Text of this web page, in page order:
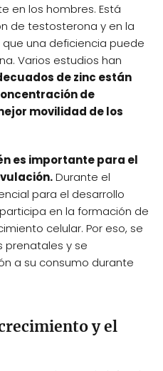
en los hombres. Está
de testosterona y en la
una deficiencia puede
Varios estudios han
de zinc están
de
movilidad de los
es importante para el
Durante el
para el desarrollo
en la formación de
celular. Por eso, se
prenatales y se
a su consumo durante
y el